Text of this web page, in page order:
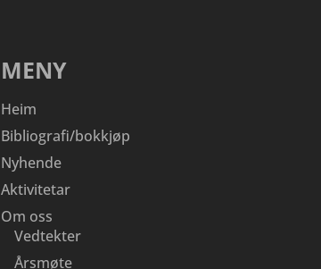
MENY
Heim
Bibliografi/bokkjøp
Nyhende
Aktivitetar
Om oss
Vedtekter
Årsmøte